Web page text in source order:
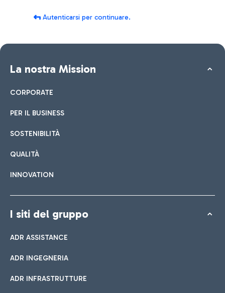
Autenticarsi per continuare.
La nostra Mission
CORPORATE
PER IL BUSINESS
SOSTENIBILITÀ
QUALITÀ
INNOVATION
I siti del gruppo
ADR ASSISTANCE
ADR INGEGNERIA
ADR INFRASTRUTTURE